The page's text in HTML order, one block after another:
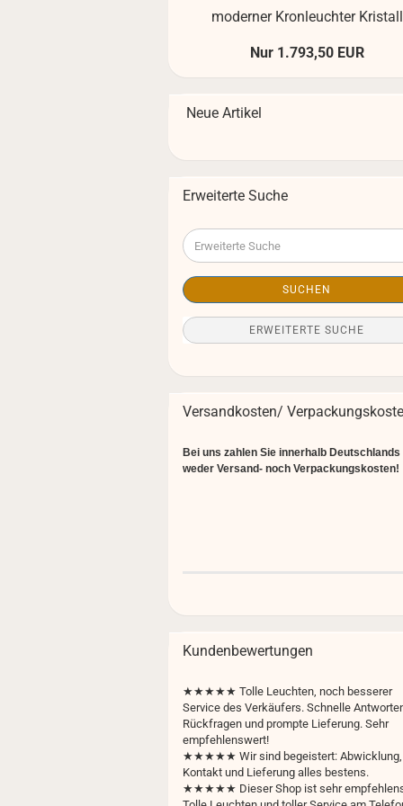
mo­der­ner Kron­leuch­ter Kris­tall
Nur 1.793,50 EUR
Neue Artikel
Erweiterte Suche
Erweiterte
Suche
SUCHEN
ERWEITERTE SUCHE
Versandkosten/
Bei uns zahlen Sie innerhalb Deutschlands
weder Versand- noch Verpackungskosten!
Kundenbewertungen
★★★★★ Tolle Leuchten, noch besserer
Service des Verkäufers. Schnelle
Rückfragen und prompte Lieferung. Sehr
empfehlenswert!
★★★★★ Wir sind begeistert: Abwicklung,
Kontakt und Lieferung alles bestens.
★★★★★ Dieser Shop ist sehr